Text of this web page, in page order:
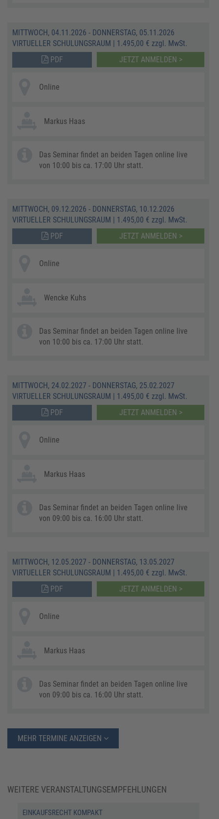
MITTWOCH, 04.11.2026 - DONNERSTAG, 05.11.2026
VIRTUELLER SCHULUNGSRAUM | 1.495,00 € zzgl. MwSt.
PDF
JETZT ANMELDEN >
Online
Markus Haas
Das Seminar findet an beiden Tagen online live
von 10:00 bis ca. 17:00 Uhr statt.
MITTWOCH, 09.12.2026 - DONNERSTAG, 10.12.2026
VIRTUELLER SCHULUNGSRAUM | 1.495,00 € zzgl. MwSt.
PDF
JETZT ANMELDEN >
Online
Wencke Kuhs
Das Seminar findet an beiden Tagen online live
von 10:00 bis ca. 17:00 Uhr statt.
MITTWOCH, 24.02.2027 - DONNERSTAG, 25.02.2027
VIRTUELLER SCHULUNGSRAUM | 1.495,00 € zzgl. MwSt.
PDF
JETZT ANMELDEN >
Online
Markus Haas
Das Seminar findet an beiden Tagen online live
von 09:00 bis ca. 16:00 Uhr statt.
MITTWOCH, 12.05.2027 - DONNERSTAG, 13.05.2027
VIRTUELLER SCHULUNGSRAUM | 1.495,00 € zzgl. MwSt.
PDF
JETZT ANMELDEN >
Online
Markus Haas
Das Seminar findet an beiden Tagen online live
von 09:00 bis ca. 16:00 Uhr statt.
MEHR TERMINE ANZEIGEN
WEITERE VERANSTALTUNGSEMPFEHLUNGEN
EINKAUFSRECHT KOMPAKT